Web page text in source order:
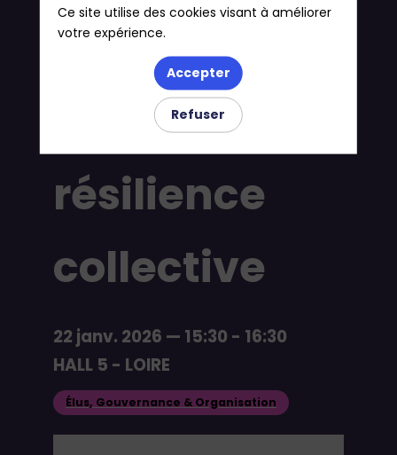
construire
résilience
collective
22 janv. 2026—15:30- 16:30
HALL 5 - LOIRE
Élus, Gouvernance & Organisation
Ce site utilise des cookies visant à améliorer
votre expérience.
Accepter
Refuser